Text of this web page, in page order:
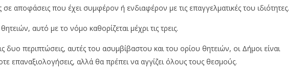
σε αποφάσεις που έχει συμφέρον ή ενδιαφέρον με τις επαγγελματικές του ιδιότητες.
αυτό με το νόμο καθορίζεται μέχρι τις τρεις.
δυο περιπτώσεις, αυτές του ασυμβίβαστου και του ορίου θητειών, οι Δήμοι είναι
επαναξιολογήσεις, αλλά θα πρέπει να αγγίζει όλους τους θεσμούς.